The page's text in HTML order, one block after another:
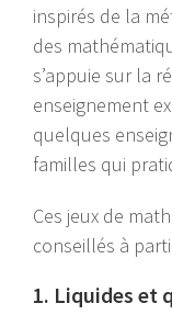
inspirés de la
des
s’appuie sur la
enseignement
quelques
familles qui
Ces jeux de
conseillés à
1. Liquides et